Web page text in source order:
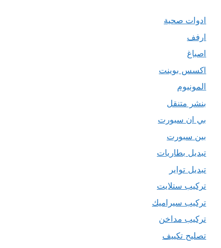
ادوات صحية
ارفف
اصباغ
اكسس بوينت
المونيوم
بنشر متنقل
بي ان سبورت
بين سبورت
تبديل بطاريات
تبديل تواير
تركيب ستلايت
تركيب سيراميك
تركيب مداخن
تصليح تكييف